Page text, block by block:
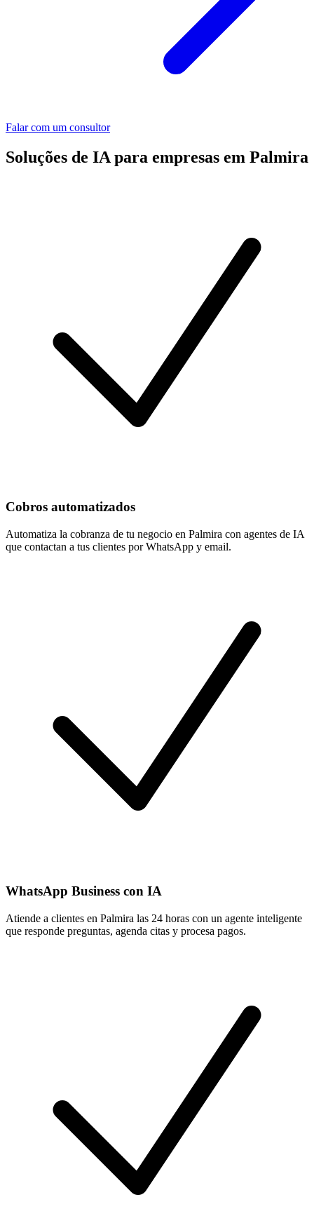
Falar com um consultor
Soluções de IA para empresas em Palmira
Cobros automatizados
Automatiza la cobranza de tu negocio en Palmira con agentes de IA
que contactan a tus clientes por WhatsApp y email.
WhatsApp Business con IA
Atiende a clientes en Palmira las 24 horas con un agente inteligente
que responde preguntas, agenda citas y procesa pagos.